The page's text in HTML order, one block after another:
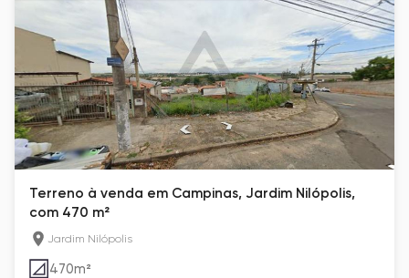
Terreno à venda em Campinas, Jardim Nilópolis,
com 470 m²
Jardim Nilópolis
470m²